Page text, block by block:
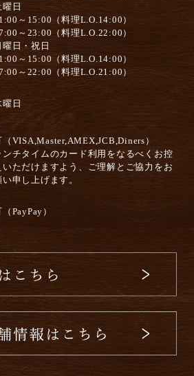
曜日
～15:00（料理L.O.14:00）
～23:00（料理L.O.22:00）
曜日・祝日
～15:00（料理L.O.14:00）
～22:00（料理L.O.21:00）
曜日
（VISA,Master,AMEX,JCB,Diners）
ンチタイムのカード利用をなるべくお控
いただけますよう、ご理解とご協力をお
い申し上げます。
PayPay）